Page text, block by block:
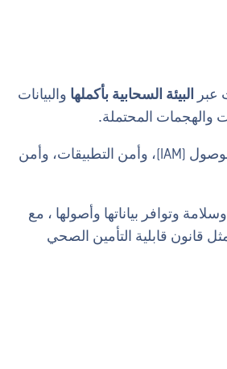
البيئة السحابية بأكملها والبيانات
والهجمات المحتملة.
وهو ينطوي على نهج شامل يشمل أمن البيانات، وإدارة الهوية والوصول (IAM)، وأمن التطبيقات، وأمن
وتوافر بياناتها وأصولها ، مع
قانون قابلية التأمين الصحي